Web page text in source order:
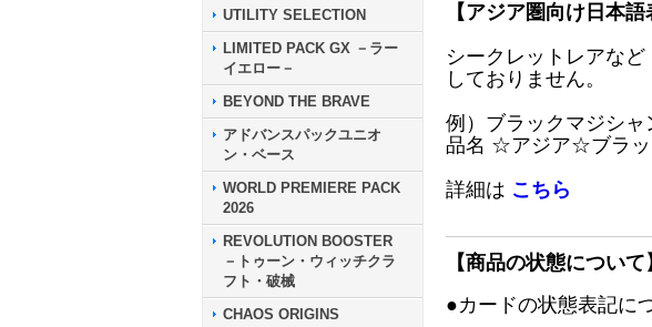
UTILITY SELECTION
LIMITED PACK GX －ラー
イエロー－
BEYOND THE BRAVE
アドバンスパックユニオ
ン・ベース
WORLD PREMIERE PACK
2026
REVOLUTION BOOSTER
－トゥーン・ウィッチクラ
フト・破械
CHAOS ORIGINS
【アジア圏向け日本
シークレットレアな
しておりません。
例）ブラックマジシ
品名 ☆アジア☆ブラッ
詳細は こちら
【商品の状態について
●カードの状態表記に